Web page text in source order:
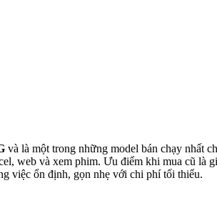
và là một trong những model bán chạy nhất
web và xem phim. Ưu điểm khi mua cũ là
việc ổn định, gọn nhẹ với chi phí tối thiểu.